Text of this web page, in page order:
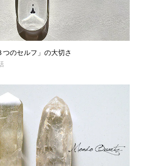
つのセルフ」の大切さ